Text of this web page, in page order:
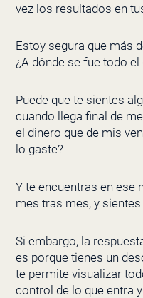
vez los resultados en
Estoy segura que más
¿A dónde se fue todo
Puede que te sientes
cuando llega final de
el dinero que de mis
lo gaste?
Y te encuentras en ese
mes tras mes, y
Si embargo, la
es porque tienes un
te permite visualizar
control de lo que entra